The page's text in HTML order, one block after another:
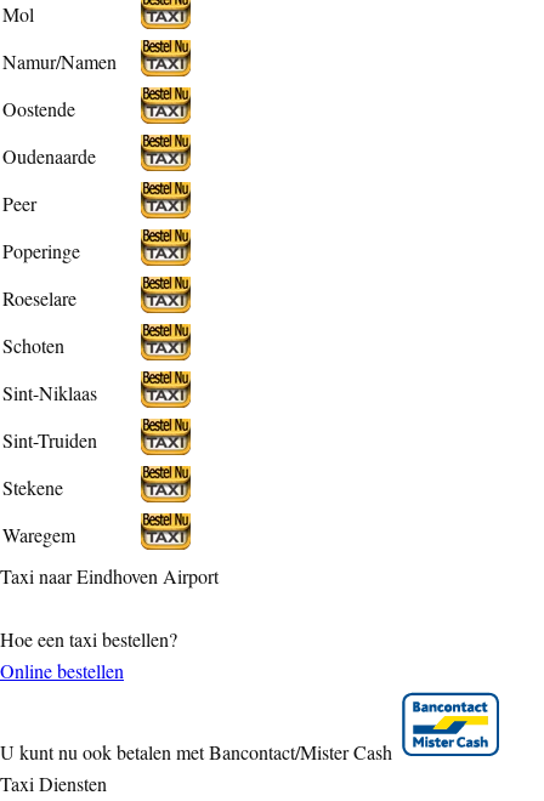
Mol
Namur/Namen
Oostende
Oudenaarde
Peer
Poperinge
Roeselare
Schoten
Sint-Niklaas
Sint-Truiden
Stekene
Waregem
Taxi naar Eindhoven Airport
Hoe een taxi bestellen?
Online bestellen
U kunt nu ook betalen met Bancontact/Mister Cash
Taxi Diensten